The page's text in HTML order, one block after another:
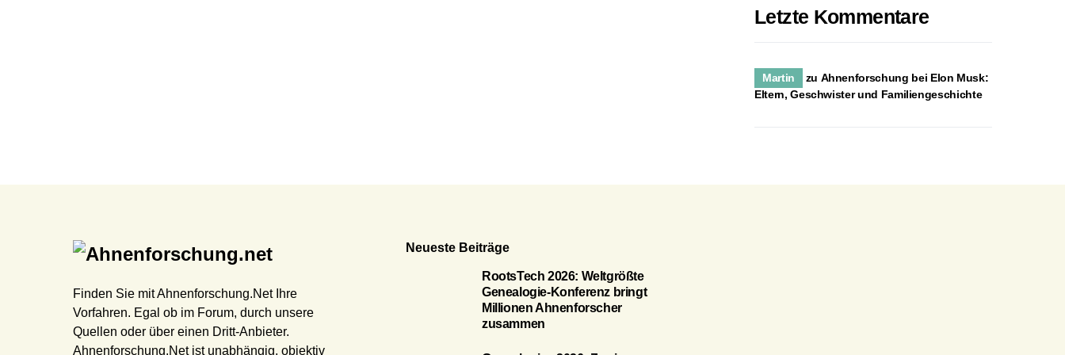
Letzte Kommentare
Martin zu Ahnenforschung bei Elon Musk:
Eltern, Geschwister und Familiengeschichte
Finden Sie mit Ahnenforschung.Net Ihre
Vorfahren. Egal ob im Forum, durch unsere
Quellen oder über einen Dritt-Anbieter.
Ahnenforschung.Net ist unabhängig, objektiv
Neueste Beiträge
RootsTech 2026: Weltgrößte
Genealogie-Konferenz bringt
Millionen Ahnenforscher
zusammen